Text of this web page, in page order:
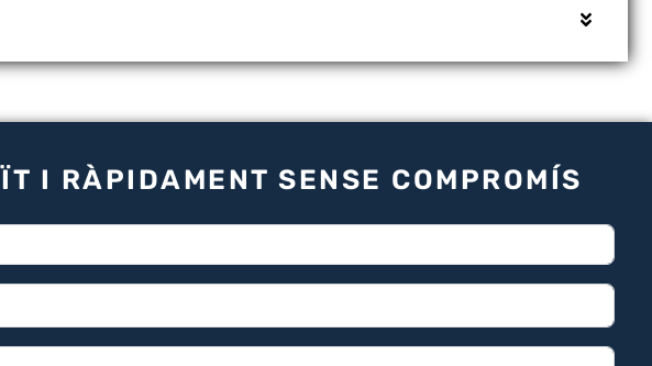
I RÀPIDAMENT SENSE COMPROMÍS